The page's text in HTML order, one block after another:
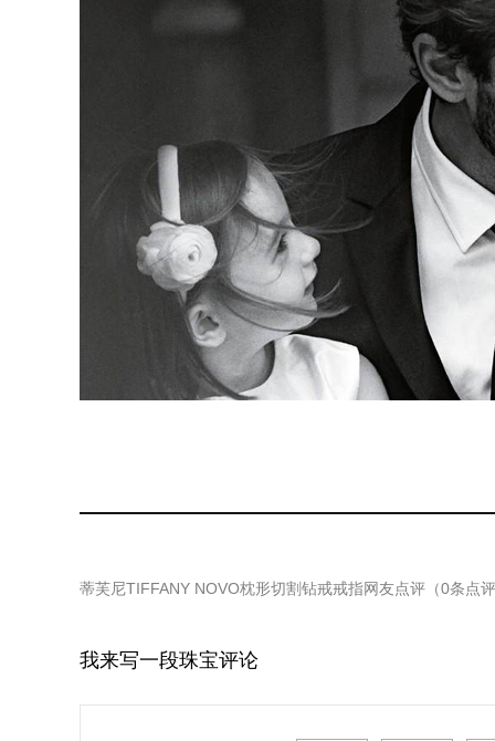
蒂芙尼TIFFANY NOVO枕形切割钻戒戒指网友点评（0条点
我来写一段珠宝评论